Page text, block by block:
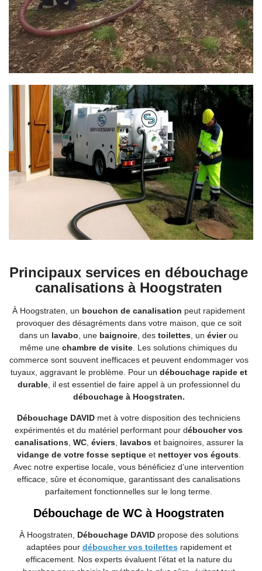
Principaux services en débouchage
canalisations à Hoogstraten
À Hoogstraten, un bouchon de canalisation peut rapidement
provoquer des désagréments dans votre maison, que ce soit
dans un lavabo , une baignoire , des toilettes , un évierou
même une chambre de visite . Les solutions chimiques du
commerce sont souvent inefficaces et peuvent endommager vos
tuyaux, aggravant le problème. Pour un débouchage rapide et
durable, il est essentiel de faire appel à un professionnel du
débouchage à Hoogstraten.
Débouchage DAVID met à votre disposition des techniciens
expérimentés et du matériel performant pour déboucher vos
canalisations, WC, éviers, lavaboset baignoires, assurer la
vidange de votre fosse septiqueet nettoyer vos égouts.
Avec notre expertise locale, vous bénéficiez d’une intervention
efficace, sûre et économique, garantissant des canalisations
parfaitement fonctionnelles sur le long terme.
Débouchage de WC à Hoogstraten
À Hoogstraten, Débouchage DAVIDpropose des solutions
adaptées pour déboucher vos toilettesrapidement et
efficacement. Nos experts évaluent l’état et la nature du